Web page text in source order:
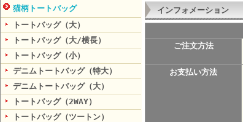
猫柄トートバッグ
トートバッグ（大）
トートバッグ（大/横長）
トートバッグ（小）
デニムトートバッグ（特大）
デニムトートバッグ（大）
トートバッグ（2WAY）
トートバッグ（ツートン）
インフォメーション
ご注文方法
お支払い方法